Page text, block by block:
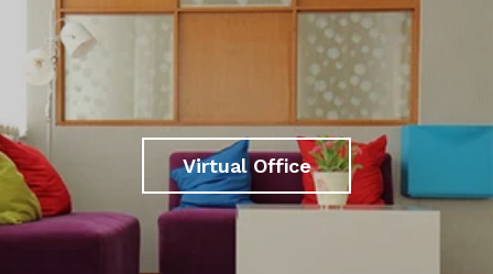
Virtual Office